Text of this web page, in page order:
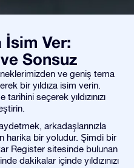
İsim Ver:
Sonsuz
ve geniş tema
bir yıldıza isim verin.
tarihini seçerek yıldızınızı
arkadaşlarınızla
harika bir yoludur. Şimdi bir
Register sitesinde bulunan
dakikalar içinde yıldızınızı